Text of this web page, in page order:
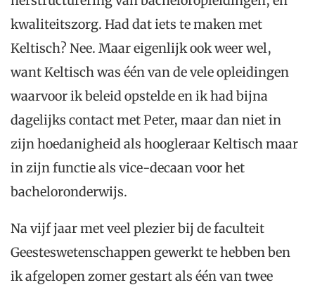
kwaliteitszorg. Had dat iets te maken met
Keltisch? Nee. Maar eigenlijk ook weer wel,
want Keltisch was één van de vele opleidingen
waarvoor ik beleid opstelde en ik had bijna
dagelijks contact met Peter, maar dan niet in
zijn hoedanigheid als hoogleraar Keltisch maar
in zijn functie als vice-decaan voor het
bacheloronderwijs.
Na vijf jaar met veel plezier bij de faculteit
Geesteswetenschappen gewerkt te hebben ben
ik afgelopen zomer gestart als één van twee